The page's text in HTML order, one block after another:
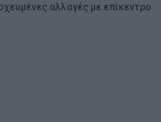
αλλαγές με επίκεντρο